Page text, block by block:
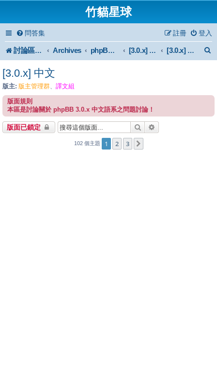
竹貓星球
問答集 登入
註冊
討論區首頁 Archives phpBB 3.0.x Forum Archive [3.0.x] Support [3.0.x] 中文
[3.0.x] 中文
版主: 版主管理群、 譯文組
版面規則
本區是討論關於 phpBB 3.0.x 中文語系之問題討論！
版面已鎖定 搜尋
102 個主題 1 2 3